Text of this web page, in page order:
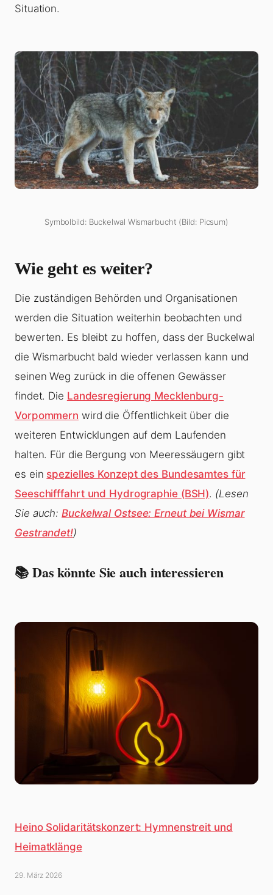
Situation.
Symbolbild: Buckelwal Wismarbucht (Bild: Picsum)
Wie geht es weiter?
Die zuständigen Behörden und Organisationen
werden die Situation weiterhin beobachten und
bewerten. Es bleibt zu hoffen, dass der Buckelwal
die Wismarbucht bald wieder verlassen kann und
seinen Weg zurück in die offenen Gewässer
findet. Die Landesregierung Mecklenburg-
Vorpommern wird die Öffentlichkeit über die
weiteren Entwicklungen auf dem Laufenden
halten. Für die Bergung von Meeressäugern gibt
es ein spezielles Konzept des Bundesamtes für
Seeschifffahrt und Hydrographie (BSH). (Lesen
Sie auch:Buckelwal Ostsee: Erneut bei Wismar
Gestrandet!)
📚 Das könnte Sie auch interessieren
Heino Solidaritätskonzert: Hymnenstreit und
Heimatklänge
29. März 2026